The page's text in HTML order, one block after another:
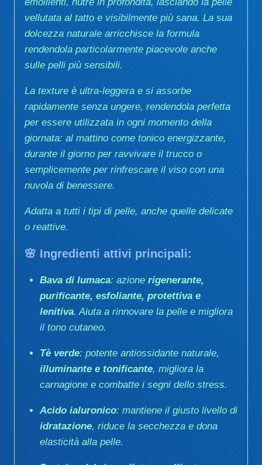
emollienti, nutre in profondità, lasciando la pelle
vellutata al tatto e visibilmente più sana. La sua
dolcezza naturale arricchisce la formula
rendendola particolarmente piacevole anche
sulle pelli più sensibili.
La texture è ultra-leggera e si assorbe
rapidamente senza ungere, rendendola perfetta
per essere utilizzata in ogni momento della
giornata: al mattino come tonico energizzante,
durante il giorno per ravvivare il trucco o
semplicemente per rinfrescare il viso con una
nuvola di benessere.
Adatta a tutti i tipi di pelle, anche quelle delicate
o reattive.
🌸 Ingredienti attivi principali:
Bava di lumaca: azione rigenerante,
purificante, esfoliante, protettiva e
lenitiva. Aiuta a rinnovare la pelle e migliora
il tono cutaneo.
Tè verde: potente antiossidante naturale,
illuminante e tonificante, migliora la
carnagione e combatte i segni dello stress.
Acido ialuronico: mantiene il giusto livello di
idratazione, riduce la secchezza e dona
elasticità alla pelle.